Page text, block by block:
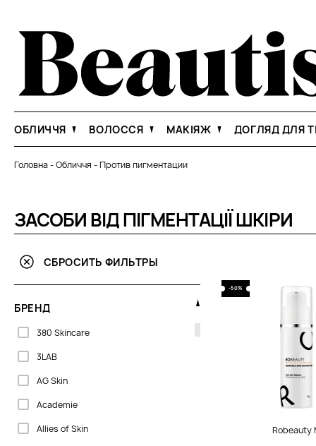
ОБЛИЧЧЯ ВОЛОССЯ МАКІЯЖ ДОГЛЯД ДЛЯ
Головна-Обличчя -Против пигментации
ЗАСОБИ ВІД ПІГМЕНТАЦІЇ ШКІРИ
СБРОСИТЬ ФИЛЬТРЫ
БРЕНД
380 Skincare
3LAB
AG Skin
Academie
Allies of Skin
-50%
Robeauty